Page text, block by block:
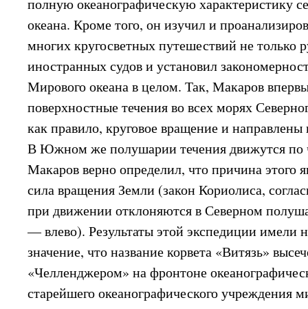
океана. Кроме того, он изучил и
многих кругосветных путешествий не только
иностранных судов и установил
Мирового океана в целом. Так, Макаров
поверхностные течения во всех морях
как правило, круговое вращение и направлены
В Южном же полушарии течения движутся по
Макаров верно определил, что причина
сила вращения Земли (закон Кориолиса,
при движении отклоняются в Северном
— влево). Результаты этой экспедиции имели
значение, что название корвета «Витязь»
«Челленджером» на фронтоне
старейшего океанографического учреждения